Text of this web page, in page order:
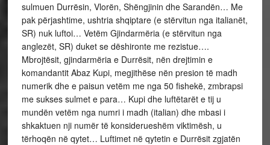
sulmuen Durrësin, Vlorën, Shëngjinin dhe Sarandën… Me
pak përjashtime, ushtria shqiptare (e stërvitun nga italianët,
SR) nuk luftoi… Vetëm Gjindarmëria (e stërvitun nga
anglezët, SR) duket se dëshironte me rezistue….
Mbrojtësit, gjindarmëria e Durrësit, nën drejtimin e
komandantit Abaz Kupi, megjithëse nën presion të madh
numerik dhe e paisun vetëm me nga 50 fishekë, zmbrapsi
me sukses sulmet e para… Kupi dhe luftëtarët e tij u
mundën vetëm nga numri i madh (italian) dhe mbasi i
shkaktuen nji numër të konsiderueshëm viktimësh, u
tërhoqën në qytet… Luftimet në qytetin e Durrësit zgjatën